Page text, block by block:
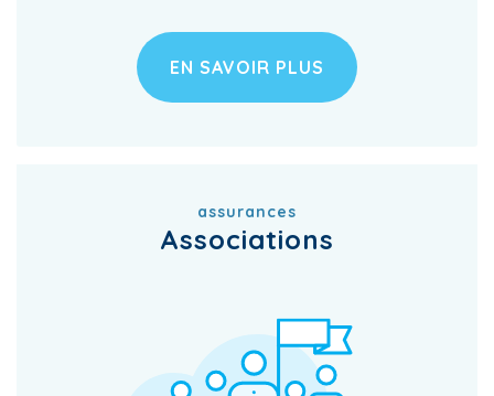
EN SAVOIR PLUS
assurances
Associations